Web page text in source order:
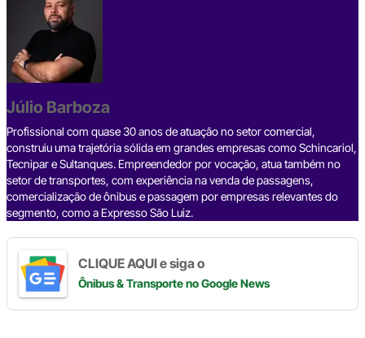
e
b
o
o
k
h
r
e
a
d
s
d
I
n
a
m
p
p
n
k
Júlio Barboza
Profissional com quase 30 anos de atuação no setor comercial,
construiu uma trajetória sólida em grandes empresas como Schincariol,
Tecnipar e Sultanques. Empreendedor por vocação, atua também no
setor de transportes, com experiência na venda de passagens,
comercialização de ônibus e passagem por empresas relevantes do
segmento, como a Expresso São Luiz.
CLIQUE AQUI e siga o
Ônibus & Transporteno Google News